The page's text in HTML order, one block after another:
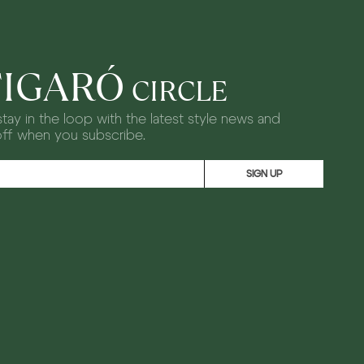
CIRCLE
in the loop with the latest style news and
when you subscribe.
SIGN UP